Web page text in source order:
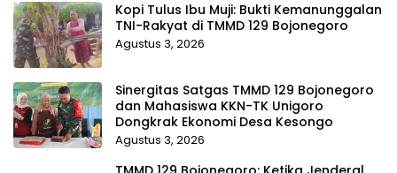
Kopi Tulus Ibu Muji: Bukti Kemanunggalan
TNI-Rakyat di TMMD 129 Bojonegoro
Agustus 3, 2026
Sinergitas Satgas TMMD 129 Bojonegoro
dan Mahasiswa KKN-TK Unigoro
Dongkrak Ekonomi Desa Kesongo
Agustus 3, 2026